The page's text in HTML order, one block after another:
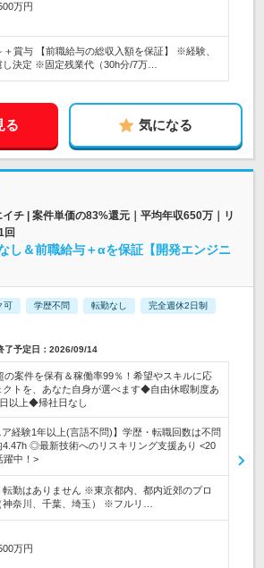
万円
＋賞与 【前職給与の総収入額を保証】 ※経験、
し決定 ※固定残業代（30h分/7万…
る 気になる
チ | 案件単価の83%還元｜平均年収650万｜リ
回
し＆前職給与＋αを保証【開発エンジニ
可 学歴不問 転勤なし 完全週休2日制
予定日：2026/09/14
の案件を保有＆稼働率99％！希望やスキルに応
クトを、あなた自身が選べます◆自由休暇制度あ
以上◆帰社日なし
ア経験1年以上(言語不問)】学歴・転職回数は不問
◎最新技術へのリスキリング支援あり <20
躍中！>
勤はありません ※東京都内、都内近郊のプロ
神奈川、千葉、埼玉） ※フルリ…
万円